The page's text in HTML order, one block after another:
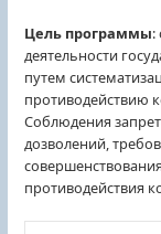
Цель программы:
деятельности
путем
противодействию
Соблюдения
дозволений,
противодействия